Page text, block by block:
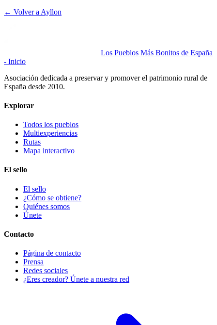
← Volver a Ayllon
Los Pueblos Más Bonitos de España
- Inicio
Asociación dedicada a preservar y promover el patrimonio rural de
España desde 2010.
Explorar
Todos los pueblos
Multiexperiencias
Rutas
Mapa interactivo
El sello
El sello
¿Cómo se obtiene?
Quiénes somos
Únete
Contacto
Página de contacto
Prensa
Redes sociales
¿Eres creador? Únete a nuestra red